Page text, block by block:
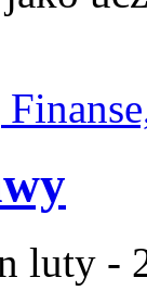
luty -